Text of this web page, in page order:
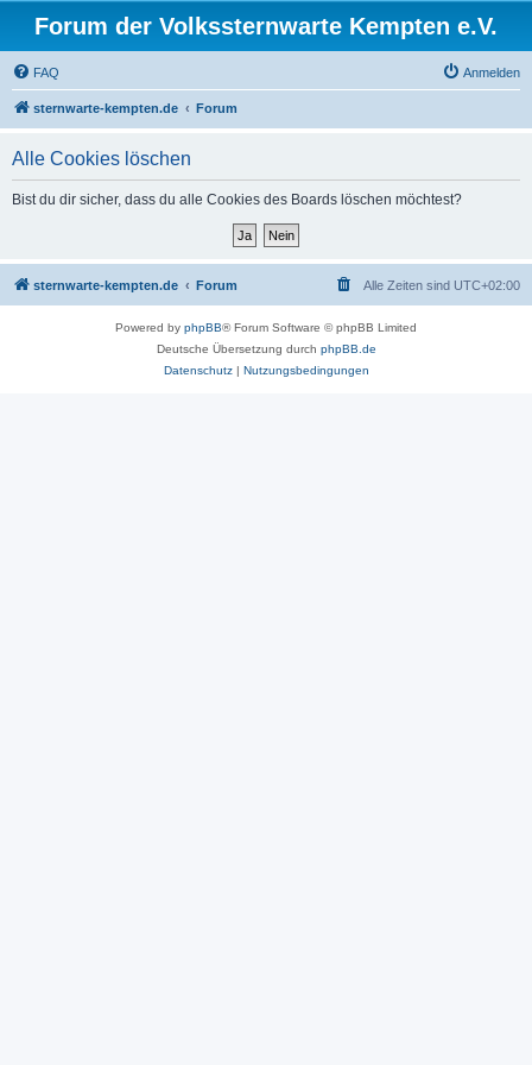
Forum der Volkssternwarte Kempten e.V.
FAQ Anmelden
sternwarte-kempten.de Forum
Alle Cookies löschen
Bist du dir sicher, dass du alle Cookies des Boards löschen möchtest?
sternwarte-kempten.de Forum Alle Zeiten sind UTC+02:00
Powered by phpBB® Forum Software © phpBB Limited
Deutsche Übersetzung durch phpBB.de
Datenschutz| Nutzungsbedingungen